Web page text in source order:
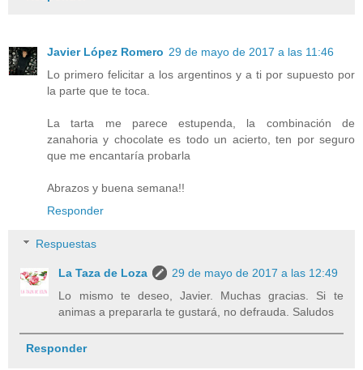
Javier López Romero 29 de mayo de 2017 a las 11:46
Lo primero felicitar a los argentinos y a ti por supuesto por
la parte que te toca.
La tarta me parece estupenda, la combinación de
zanahoria y chocolate es todo un acierto, ten por seguro
que me encantaría probarla
Abrazos y buena semana!!
Responder
Respuestas
La Taza de Loza
29 de mayo de 2017 a las 12:49
Lo mismo te deseo, Javier. Muchas gracias. Si te
animas a prepararla te gustará, no defrauda. Saludos
Responder